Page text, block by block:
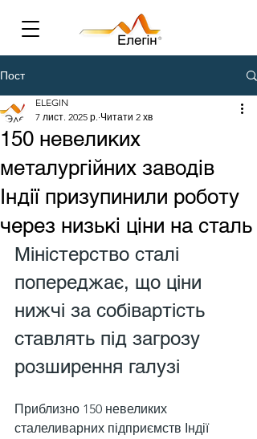
Пост
150 невеликих
металургійних заводів
Індії призупинили роботу
через низькі ціни на сталь
ELEGIN
7 лист. 2025 р. Читати 2 хв
Міністерство сталі
попереджає, що ціни
нижчі за собівартість
ставлять під загрозу
розширення галузі
Приблизно 150 невеликих
сталеливарних підприємств Індії